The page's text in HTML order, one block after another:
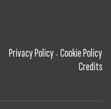
Privacy Policy - Cookie Policy
Credits